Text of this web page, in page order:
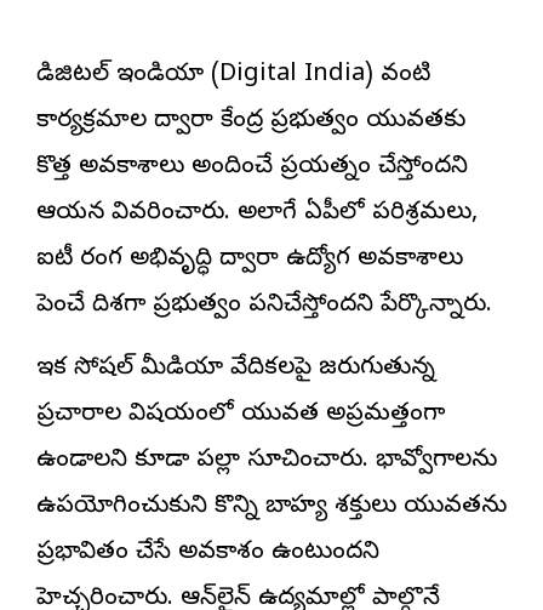
డిజిటల్ ఇండియా (Digital India) వంటి
కార్యక్రమాల ద్వారా కేంద్ర ప్రభుత్వం యువతకు
కొత్త అవకాశాలు అందించే ప్రయత్నం చేస్తోందని
ఆయన వివరించారు. అలాగే ఏపీలో పరిశ్రమలు,
ఐటీ రంగ అభివృద్ధి ద్వారా ఉద్యోగ అవకాశాలు
పెంచే దిశగా ప్రభుత్వం పనిచేస్తోందని పేర్కొన్నారు.
ఇక సోషల్ మీడియా వేదికలపై జరుగుతున్న
ప్రచారాల విషయంలో యువత అప్రమత్తంగా
ఉండాలని కూడా పల్లా సూచించారు. భావోద్వేగాలను
ఉపయోగించుకుని కొన్ని బాహ్య శక్తులు యువతను
ప్రభావితం చేసే అవకాశం ఉంటుందని
హెచ్చరించారు. ఆన్‌లైన్ ఉద్యమాల్లో పాల్గొనే